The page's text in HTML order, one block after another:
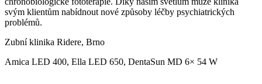
svým klientům nabídnout nové způsoby léčby psychiatrických
problémů.
Zubní klinika Ridere, Brno
Amica LED 400, Ella LED 650, DentaSun MD 6× 54 W